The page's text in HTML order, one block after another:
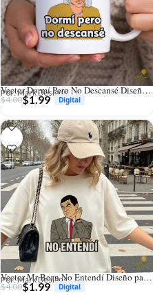
Vector Dormí Pero No Descansé Diseño para Sublimación Humor Adulto
Por: Mark Designs
$4.00$1.99
Vector Mr Bean No Entendí Diseño para Sublimación Humor Oficina
Por: Mark Designs
$4.00$1.99